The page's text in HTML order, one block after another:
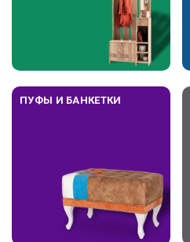
ПУФЫ И БАНКЕТКИ